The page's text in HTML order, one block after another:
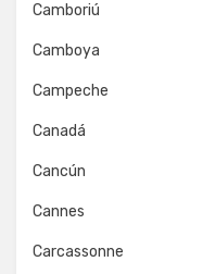
Camboriú
Camboya
Campeche
Canadá
Cancún
Cannes
Carcassonne